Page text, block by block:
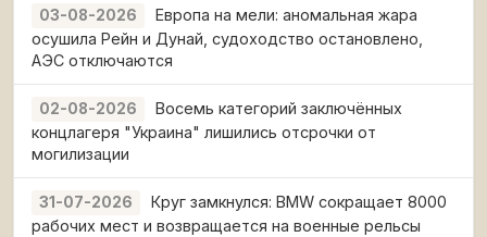
03-08-2026
Европа на мели: аномальная жара
осушила Рейн и Дунай, судоходство остановлено,
АЭС отключаются
02-08-2026
Восемь категорий заключённых
концлагеря "Украина" лишились отсрочки от
могилизации
31-07-2026
Круг замкнулся: BMW сокращает 8000
рабочих мест и возвращается на военные рельсы